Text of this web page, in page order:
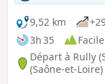
9,52 km
3h 35
Facile
Départ à Rully
(Saône-et-Loire)